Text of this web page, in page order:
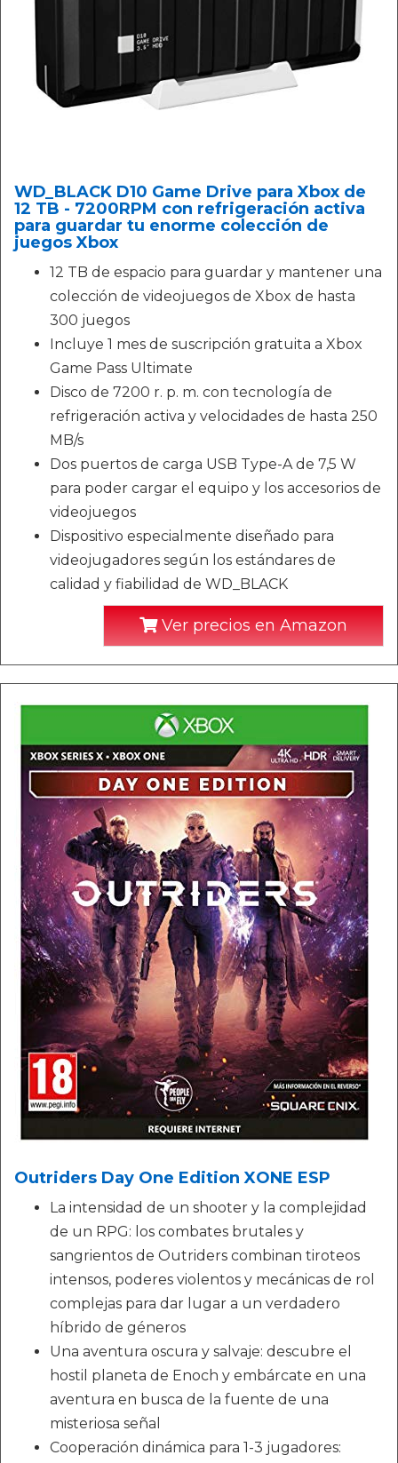
WD_BLACK D10 Game Drive para Xbox de
12 TB - 7200RPM con refrigeración activa
para guardar tu enorme colección de
juegos Xbox
12 TB de espacio para guardar y mantener una
colección de videojuegos de Xbox de hasta
300 juegos
Incluye 1 mes de suscripción gratuita a Xbox
Game Pass Ultimate
Disco de 7200 r. p. m. con tecnología de
refrigeración activa y velocidades de hasta 250
MB/s
Dos puertos de carga USB Type-A de 7,5 W
para poder cargar el equipo y los accesorios de
videojuegos
Dispositivo especialmente diseñado para
videojugadores según los estándares de
calidad y fiabilidad de WD_BLACK
Ver precios en Amazon
Outriders Day One Edition XONE ESP
La intensidad de un shooter y la complejidad
de un RPG: los combates brutales y
sangrientos de Outriders combinan tiroteos
intensos, poderes violentos y mecánicas de rol
complejas para dar lugar a un verdadero
híbrido de géneros
Una aventura oscura y salvaje: descubre el
hostil planeta de Enoch y embárcate en una
aventura en busca de la fuente de una
misteriosa señal
Cooperación dinámica para 1-3 jugadores: